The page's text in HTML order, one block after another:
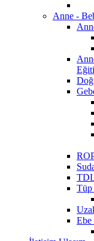
Anne -
Tüp